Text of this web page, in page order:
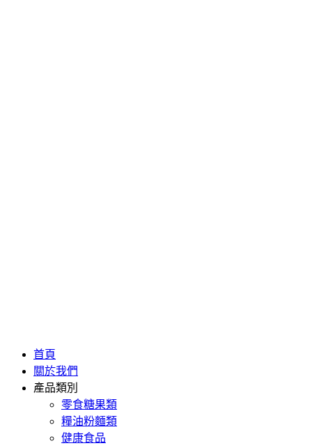
首頁
關於我們
產品類別
零食糖果類
糧油粉麵類
健康食品